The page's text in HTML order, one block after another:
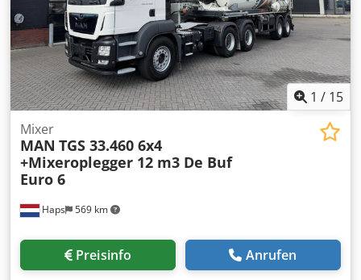
1 / 15
Haps 569 km
Mixer
MAN TGS 33.460 6x4
+Mixeroplegger 12 m3 De Buf
Euro 6
Preisinfo Anrufen